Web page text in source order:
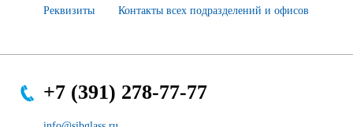
Реквизиты Контакты всех подразделений и офисов
+7 (391) 278-77-77